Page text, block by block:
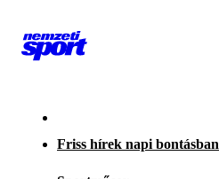
Friss hírek napi bontásban